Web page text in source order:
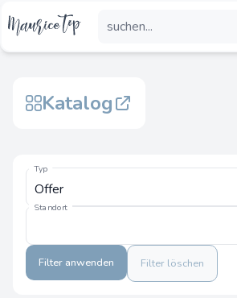
Katalog
Typ
Standort
Filter anwenden Filter löschen